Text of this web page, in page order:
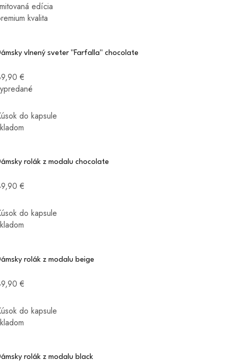
edícia
kvalita
vlnený sveter "Farfalla" chocolate
€
do kapsule
rolák z modalu chocolate
€
do kapsule
rolák z modalu beige
€
do kapsule
rolák z modalu black